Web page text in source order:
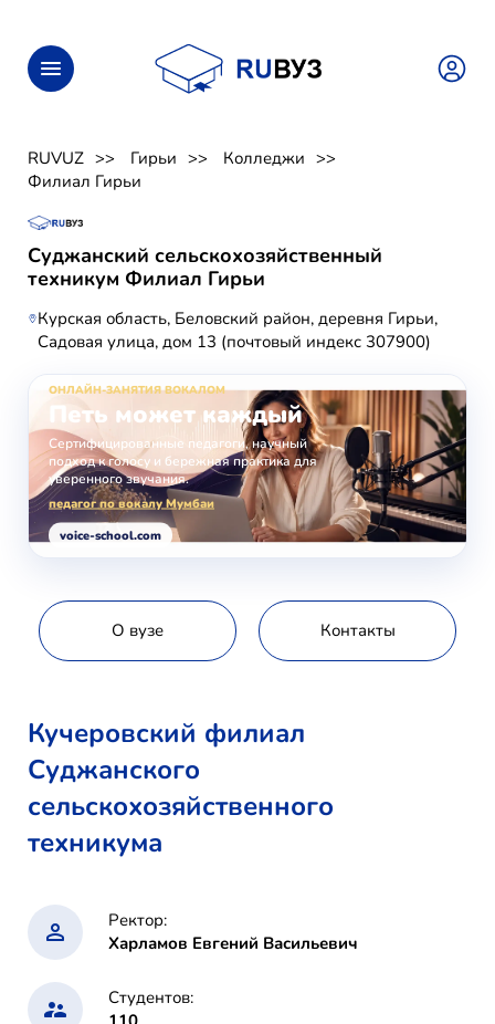
RUVUZ Гирьи
Колледжи
Филиал Гирьи
Суджанский сельскохозяйственный
техникум Филиал Гирьи
Курская область, Беловский район, деревня Гирьи,
Садовая улица, дом 13 (почтовый индекс 307900)
ОНЛАЙН-ЗАНЯТИЯ ВОКАЛОМ
Петь может каждый
Сертифицированные педагоги, научный
подход к голосу и бережная практика для
уверенного звучания.
педагог по вокалу Мумбаи
voice-school.com
О вузе Контакты
Кучеровский филиал
Суджанского
сельскохозяйственного
техникума
Ректор:
Харламов Евгений Васильевич
Студентов: